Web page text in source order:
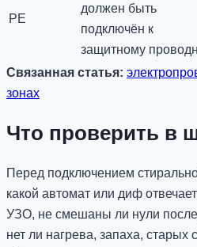
PE
должен быть
подключён к
защитному
Связанная статья:
зонах
Что проверить в
Перед подключением
какой автомат или диф
УЗО, не смешаны ли нули
нет ли нагрева, запаха, старых